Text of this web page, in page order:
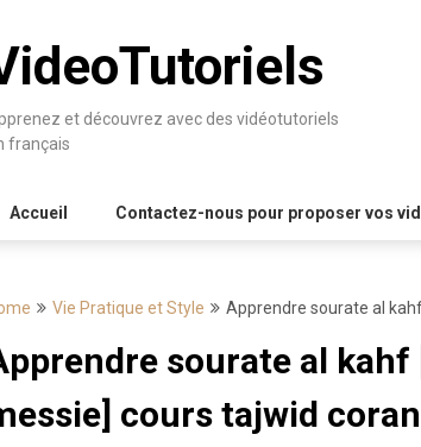
et découvrez avec des vidéotutoriels
français
Accueil Contactez-nous pour proposer vos
Vie Pratique et Style Apprendre sourate al
sourate al
cours tajwid